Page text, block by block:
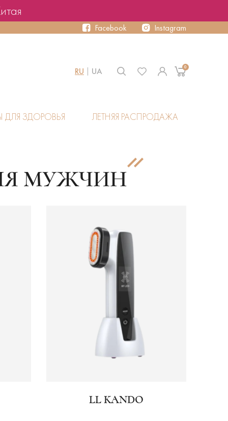
Facebook Instagram
RU UA 0
ДЛЯ ЗДОРОВЬЯ ЛЕТНЯЯ РАСПРОДАЖА
МУЖЧИН
LL KANDO